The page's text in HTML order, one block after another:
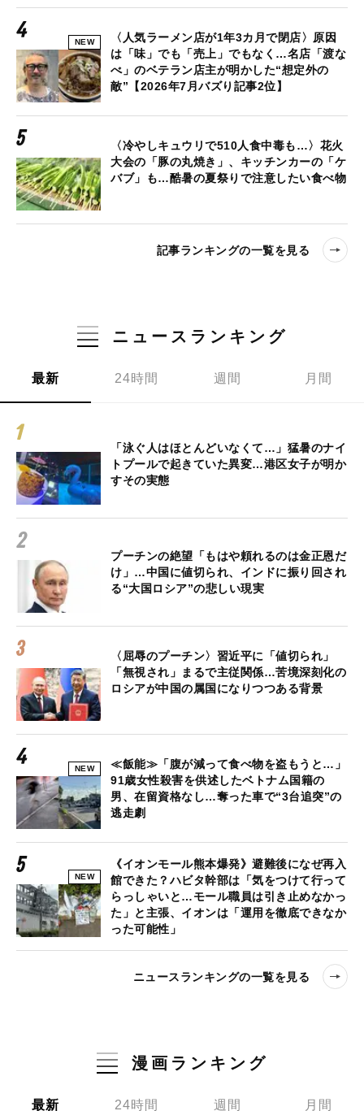
NEW
〈人気ラーメン店が1年3カ月で閉店〉原因
は「味」でも「売上」でもなく…名店「渡な
べ」のベテラン店主が明かした“想定外の
敵”【2026年7月バズり記事2位】
〈冷やしキュウリで510人食中毒も…〉花火
大会の「豚の丸焼き」、キッチンカーの「ケ
バブ」も…酷暑の夏祭りで注意したい食べ物
記事ランキングの一覧を見る
ニュースランキング
最新 24時間 週間 月間
「泳ぐ人はほとんどいなくて…」猛暑のナイ
トプールで起きていた異変…港区女子が明か
すその実態
プーチンの絶望「もはや頼れるのは金正恩だ
け」…中国に値切られ、インドに振り回され
る“大国ロシア”の悲しい現実
〈屈辱のプーチン〉習近平に「値切られ」
「無視され」まるで主従関係…苦境深刻化の
ロシアが中国の属国になりつつある背景
NEW
≪飯能≫「腹が減って食べ物を盗もうと…」
91歳女性殺害を供述したベトナム国籍の
男、在留資格なし…奪った車で“3台追突”の
逃走劇
NEW
《イオンモール熊本爆発》避難後になぜ再入
館できた？ハビタ幹部は「気をつけて行って
らっしゃいと…モール職員は引き止めなかっ
た」と主張、イオンは「運用を徹底できなか
った可能性」
ニュースランキングの一覧を見る
漫画ランキング
最新 24時間 週間 月間